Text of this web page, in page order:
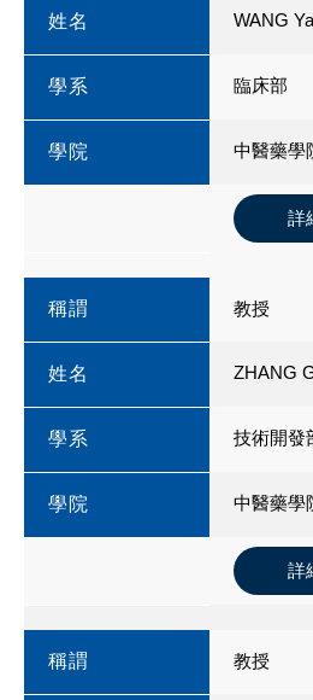
姓名 WANG
學系 臨床部
學院 中醫藥學
詳
稱謂 教授
姓名 ZHANG
學系 技術開發
學院 中醫藥學
詳
稱謂 教授